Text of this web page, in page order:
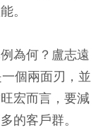
。
為何？盧志遠
個兩面刃，並
宏而言，要減
的客戶群。